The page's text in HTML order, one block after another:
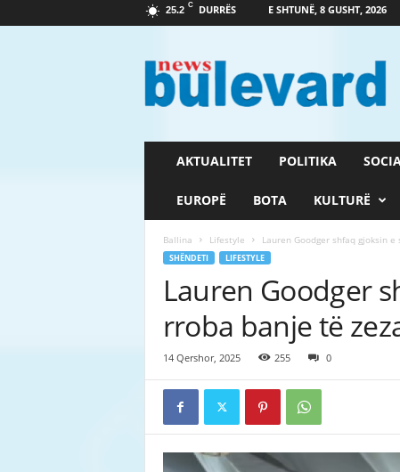
25.2 C DURRËS E SHTUNË, 8 GUSHT, 2026
a
AKTUALITET POLITIKA
EUROPË BOTA KULTURË
Ballina Lifestyle Lauren Goodger shfaq gjoksin
SHËNDETI LIFESTYLE
Lauren Goodger
rroba banje të
14 Qershor, 2025 255 0